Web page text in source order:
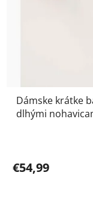
Dámske krátke
dlhými
€54,99